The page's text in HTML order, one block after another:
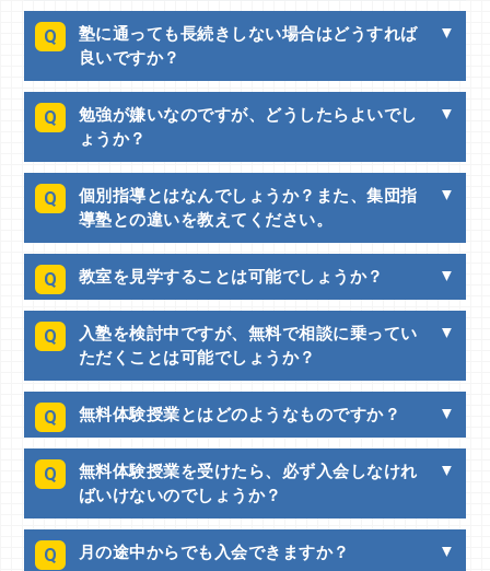
Q
塾に通っても長続きしない場合はどうすれば
良いですか？
Q
勉強が嫌いなのですが、どうしたらよいでし
ょうか？
Q
個別指導とはなんでしょうか？また、集団指
導塾との違いを教えてください。
Q 教室を見学することは可能でしょうか？
Q
入塾を検討中ですが、無料で相談に乗ってい
ただくことは可能でしょうか？
Q 無料体験授業とはどのようなものですか？
Q
無料体験授業を受けたら、必ず入会しなけれ
ばいけないのでしょうか？
Q 月の途中からでも入会できますか？